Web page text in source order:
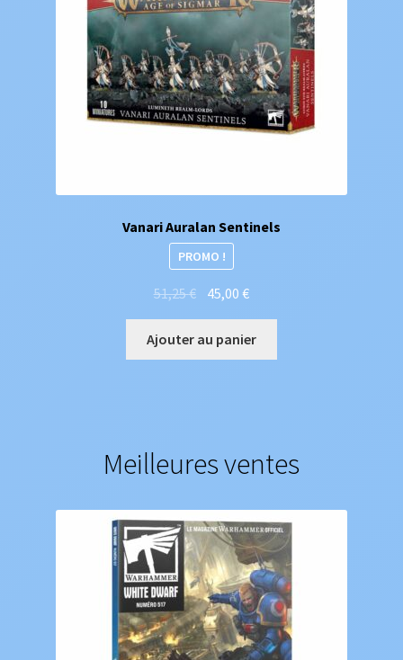
Vanari Auralan Sentinels
PROMO !
51,25€ Le
prix
initial
était :
45,00€Le
prix
actuel
est :
Ajouter au panier
Meilleures ventes